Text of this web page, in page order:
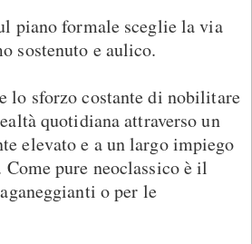
piano formale sceglie la via
sostenuto e aulico.
lo sforzo costante di nobilitare
quotidiana attraverso un
elevato e a un largo impiego
pure neoclassico è il
o per le